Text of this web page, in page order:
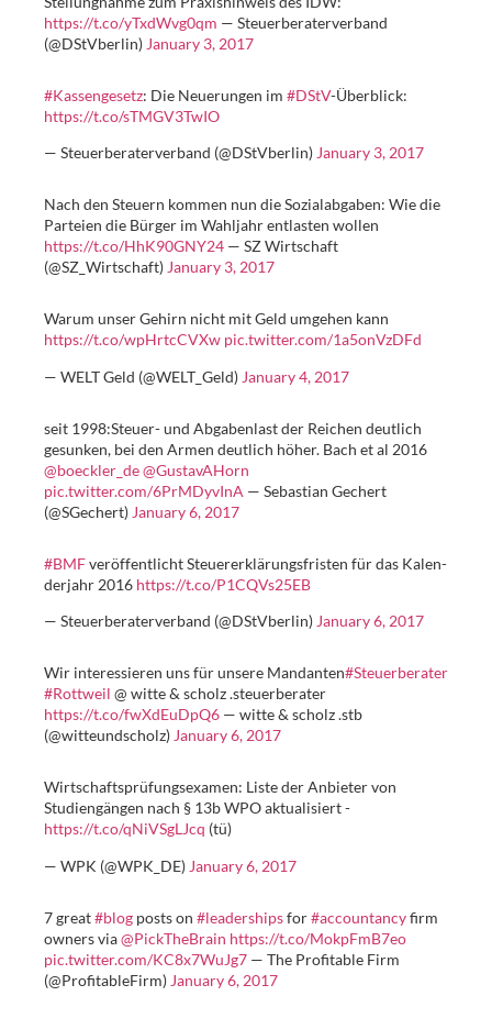
https://t.co/yTxdWvg0qm — Steuerberaterverband
(@DStVberlin) January 3, 2017
#Kassengesetz: Die Neuerungen im #DStV-Überblick:
https://t.co/sTMGV3TwIO
— Steuerberaterverband (@DStVberlin)January 3, 2017
Nach den Steuern kommen nun die Sozialabgaben: Wie die
Parteien die Bürger im Wahljahr entlasten wollen
https://t.co/HhK90GNY24 — SZ Wirtschaft
(@SZ_Wirtschaft)January 3, 2017
Warum unser Gehirn nicht mit Geld umgehen kann
https://t.co/wpHrtcCVXw pic.twitter.com/1a5onVzDFd
— WELT Geld (@WELT_Geld) January 4, 2017
seit 1998:Steuer- und Abgabenlast der Reichen deutlich
gesunken, bei den Armen deutlich höher. Bach et al 2016
@boeckler_de@GustavAHorn
pic.twitter.com/6PrMDyvInA — Sebastian Gechert
(@SGechert) January 6, 2017
#BMFveröffentlicht Steu­er­er­klä­rungs­fris­ten für das Ka­len­
der­jahr 2016 https://t.co/P1CQVs25EB
— Steuerberaterverband (@DStVberlin) January 6, 2017
Wir interessieren uns für unsere Mandanten#Steuerberater
#Rottweil @ witte & scholz .steuerberater
https://t.co/fwXdEuDpQ6 — witte & scholz .stb
(@witteundscholz) January 6, 2017
Wirtschaftsprüfungsexamen: Liste der Anbieter von
Studiengängen nach § 13b WPO aktualisiert -
https://t.co/qNiVSgLJcq (tü)
— WPK (@WPK_DE) January 6, 2017
7 great#blog posts on #leadershipsfor#accountancyfirm
owners via@PickTheBrain https://t.co/MokpFmB7eo
pic.twitter.com/KC8x7WuJg7 — The Profitable Firm
(@ProfitableFirm) January 6, 2017